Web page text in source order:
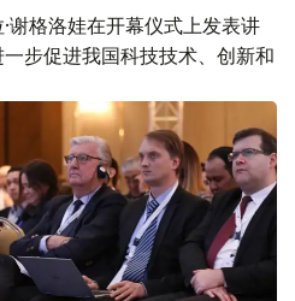
谢格洛娃在开幕仪式上发表讲
步促进我国科技技术、创新和